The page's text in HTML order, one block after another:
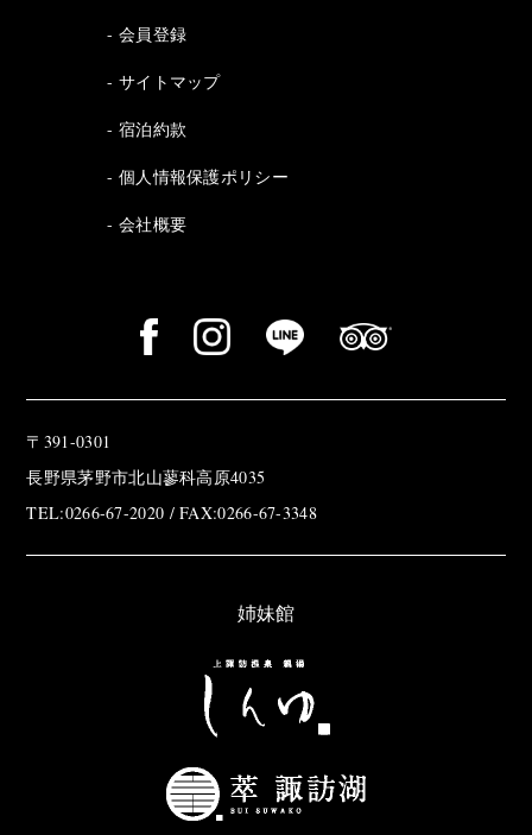
会員登録
サイトマップ
宿泊約款
個人情報保護ポリシー
会社概要
〒391-0301
長野県茅野市北山蓼科高原4035
TEL:0266-67-2020 / FAX:0266-67-3348
姉妹館